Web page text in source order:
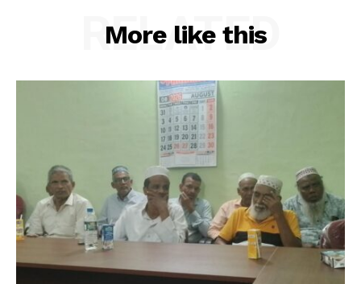
More like this
RELATED